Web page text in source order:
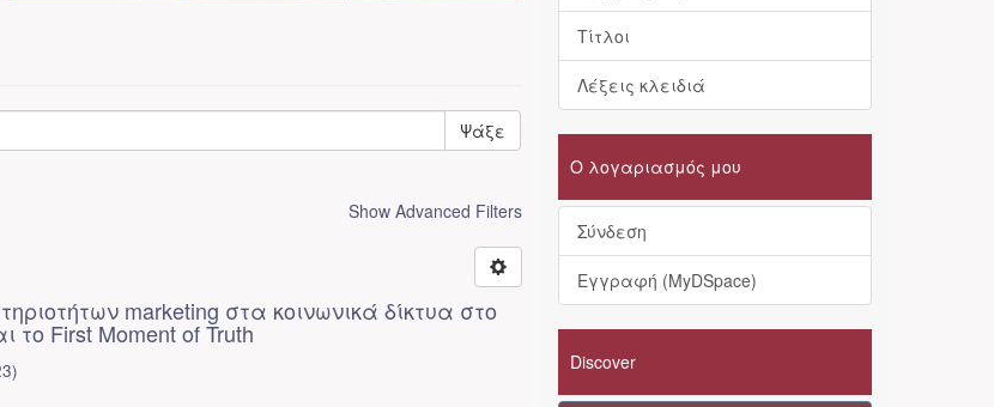
Ψάξε
Show Advanced Filters
marketing στα κοινωνικά δίκτυα στο
το First Moment of Truth
)
Τίτλοι
Λέξεις κλειδιά
Ο λογαριασμός μου
Σύνδεση
Εγγραφή (MyDSpace)
Discover